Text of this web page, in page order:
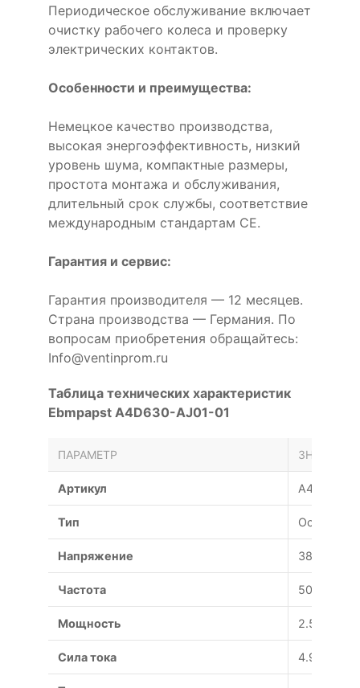
Периодическое обслуживание включает
очистку рабочего колеса и проверку
электрических контактов.
Особенности и преимущества:
Немецкое качество производства,
высокая энергоэффективность, низкий
уровень шума, компактные размеры,
простота монтажа и обслуживания,
длительный срок службы, соответствие
международным стандартам CE.
Гарантия и сервис:
Гарантия производителя — 12 месяцев.
Страна производства — Германия. По
вопросам приобретения обращайтесь:
Info@ventinprom.ru
Таблица технических характеристик
Ebmpapst A4D630-AJ01-01
ПАРАМЕТР ЗНАЧЕНИЕ
Артикул A4D630-
Тип Осевой
Напряжение 380 В
Частота 50 Гц
Мощность 2.53 Вт
Сила тока 4.95 А